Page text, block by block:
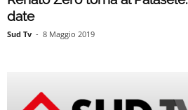
date
Sud Tv - 8 Maggio 2019